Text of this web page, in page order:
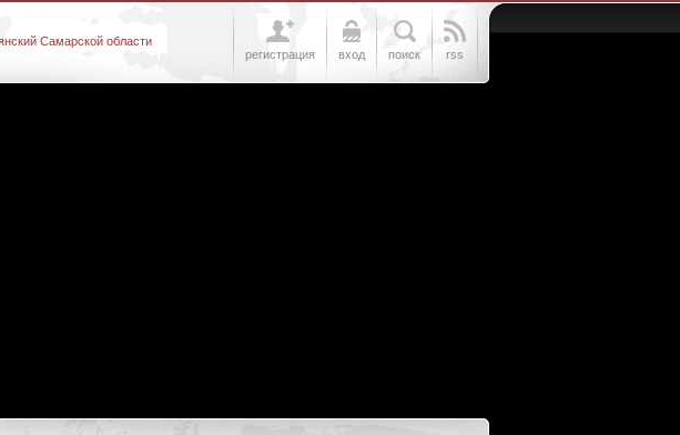
Самарской области
регистрация
вход поиск rss